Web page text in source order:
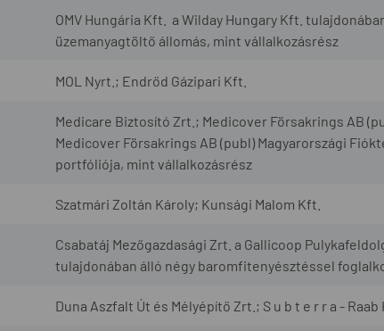
OMV Hungária Kft. a Wilday Hungary Kft.
üzemanyagtöltő állomás, mint vállalkozásrész
MOL Nyrt.; Endrőd Gázipari Kft.
Medicare Biztosító Zrt.; Medicover Försakrings AB
Medicover Försakrings AB (publ) Magyarországi
portfóliója, mint vállalkozásrész
Szatmári Zoltán Károly; Kunsági Malom Kft.
Csabatáj Mezőgazdasági Zrt. a Gallicoop
tulajdonában álló négy baromfitenyésztéssel
Duna Aszfalt Út és Mélyépítő Zrt.; S u b t e r r a - Raab